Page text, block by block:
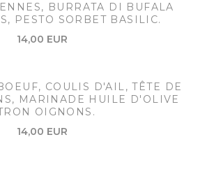
BURRATA DI BUFALA
PESTO SORBET BASILIC.
14,00 EUR
COULIS D'AIL, TÊTE DE
MARINADE HUILE D'OLIVE
OIGNONS.
14,00 EUR